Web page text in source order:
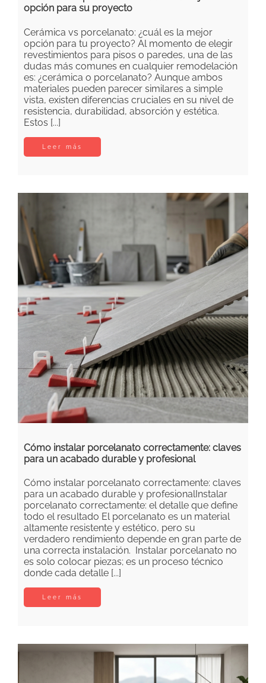
opción para su proyecto
Cerámica vs porcelanato: ¿cuál es la mejor
opción para tu proyecto? Al momento de elegir
revestimientos para pisos o paredes, una de las
dudas más comunes en cualquier remodelación
es: ¿cerámica o porcelanato? Aunque ambos
materiales pueden parecer similares a simple
vista, existen diferencias cruciales en su nivel de
resistencia, durabilidad, absorción y estética.
Estos [...]
Leer más
Cómo instalar porcelanato correctamente: claves
para un acabado durable y profesional
Cómo instalar porcelanato correctamente: claves
para un acabado durable y profesionalInstalar
porcelanato correctamente: el detalle que define
todo el resultado El porcelanato es un material
altamente resistente y estético, pero su
verdadero rendimiento depende en gran parte de
una correcta instalación. Instalar porcelanato no
es solo colocar piezas; es un proceso técnico
donde cada detalle [...]
Leer más